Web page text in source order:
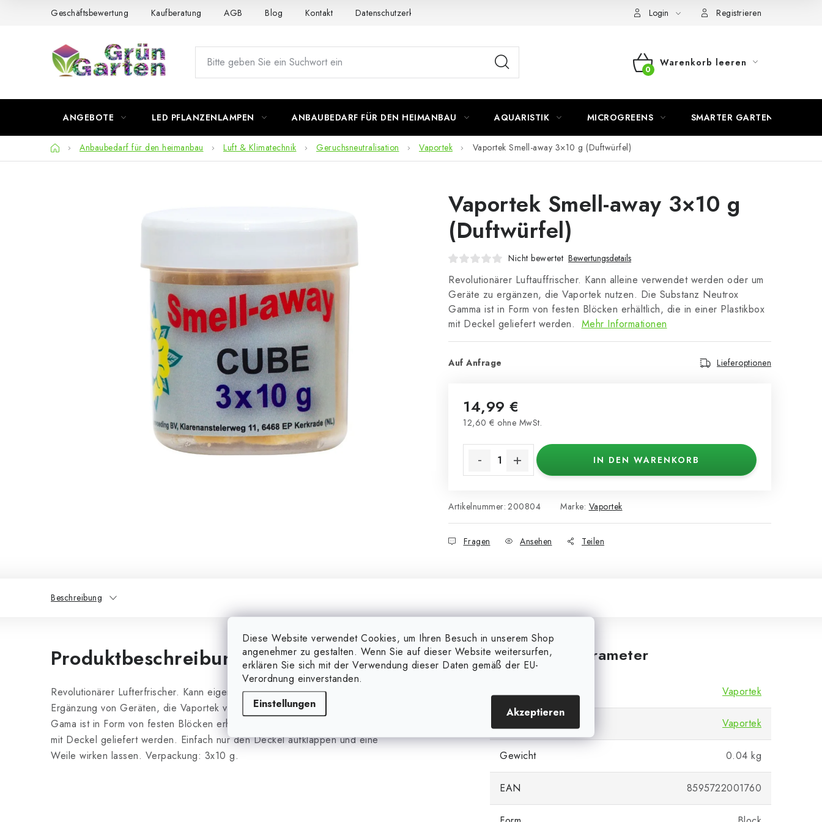
Diese Website verwendet Cookies, um Ihren Besuch in unserem Shop
angenehmer zu gestalten. Wenn Sie auf dieser Website weitersurfen,
erklären Sie sich mit der Verwendung dieser Daten gemäß der EU-
Verordnung einverstanden.
Einstellungen
Akzeptieren
Geschäftsbewertung Kaufberatung AGB Blog Kontakt Datenschutzerklärung Login Registrieren
WARENKORB
Warenkorb leeren
ANGEBOTE LED PFLANZENLAMPEN ANBAUBEDARF FÜR DEN HEIMANBAU AQUARISTIK MICROGREENS SMARTER GARTEN
StartseiteAnbaubedarf für den heimanbau Luft & Klimatechnik Geruchsneutralisation Vaportek Vaportek Smell-away 3×10 g (Duftwürfel)
Vaportek Smell-away 3×10 g
(Duftwürfel)
Nicht bewertet Bewertungsdetails
Revolutionärer Luftauffrischer. Kann alleine verwendet werden oder um
Geräte zu ergänzen, die Vaportek nutzen. Die Substanz Neutrox
Gamma ist in Form von festen Blöcken erhältlich, die in einer Plastikbox
mit Deckel geliefert werden. Mehr Informationen
Auf Anfrage Lieferoptionen
14,99 €
12,60 € ohne MwSt.
IN DEN WARENKORB
Artikelnummer: 200804 Marke: Vaportek
Fragen Ansehen Teilen
Beschreibung
Produktbeschreibung
Revolutionärer Lufterfrischer. Kann eigenständig verwendet oder zur
Ergänzung von Geräten, die Vaportek verwenden, genutzt werden. Neutrox
Gama ist in Form von festen Blöcken erhältlich, die in einer Kunststoffschachtel
mit Deckel geliefert werden. Einfach nur den Deckel aufklappen und eine
Weile wirken lassen. Verpackung: 3x10 g.
Zusätzliche Parameter
Markieren Vaportek
Vaportek
Gewicht 0.04 kg
EAN 8595722001760